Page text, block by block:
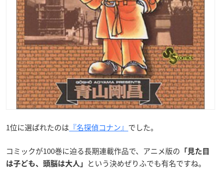
1位に選ばれたのは 『名探偵コナン』 でした。
コミックが100巻に迫る長期連載作品で、アニメ版の 「見た目
は子ども、頭脳は大人」
という決めぜりふでも有名ですね。